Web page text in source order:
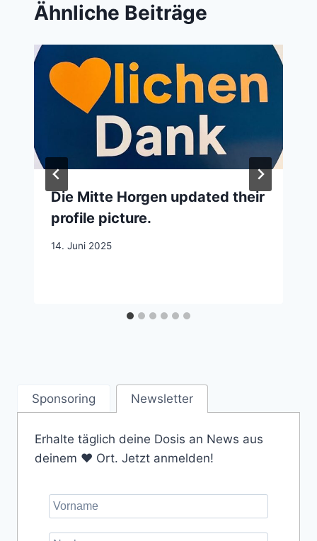
Ähnliche Beiträge
Die Mitte Horgen updated their
profile picture.
14. Juni 2025
Sponsoring Newsletter
Erhalte täglich deine Dosis an News aus
deinem ❤️ Ort. Jetzt anmelden!